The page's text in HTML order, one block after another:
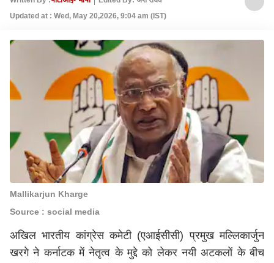
Updated at : Wed, May 20,2026, 9:04 am (IST)
Mallikarjun Kharge
Source : social media
अखिल भारतीय कांग्रेस कमेटी (एआईसीसी) प्रमुख मल्लिकार्जुन
खरगे ने कर्नाटक में नेतृत्व के मुद्दे को लेकर नयी अटकलों के बीच